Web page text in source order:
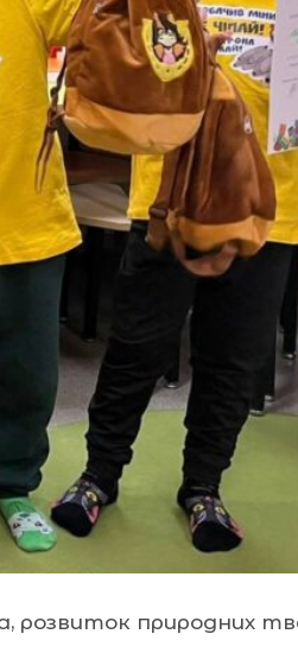
розвиток природних